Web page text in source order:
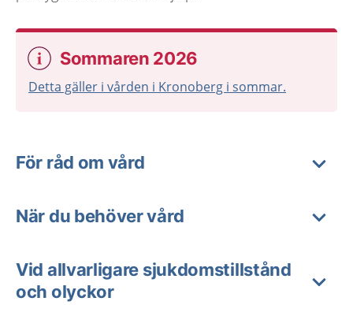
Sommaren 2026
Detta gäller i vården i Kronoberg i sommar.
För råd om vård
När du behöver vård
Vid allvarligare sjukdomstillstånd
och olyckor